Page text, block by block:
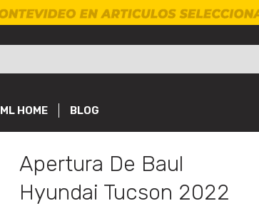
ML HOME BLOG
Apertura De Baul
Hyundai Tucson 2022